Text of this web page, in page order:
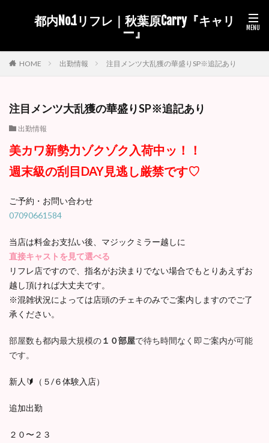
都内No.1リフレ｜秋葉原Carry『キャリ
ー』
HOME 出勤情報 注目メンツ大乱獲の華盛りSP※追記あり
注目メンツ大乱獲の華盛りSP※追記あり
出勤情報
美カワ新勢力ゾクゾク入荷中ッ！！
週末級の刮目DAY見逃し厳禁です♡
ご予約・お問い合わせ
07090661584
当店は料金お支払い後、マジックミラー越しに
直接キャストを見て選べる
リフレ店ですので、指名がお決まりでない場合でもとりあえずお
越し頂ければ大丈夫です。
※混雑状況によっては店頭のチェキのみでご案内しますのでご了
承ください。
部屋数も都内最大規模の１０部屋で待ち時間なく即ご案内が可能
です。
新人🔰（５/６体験入店）
追加出勤
２０〜２３